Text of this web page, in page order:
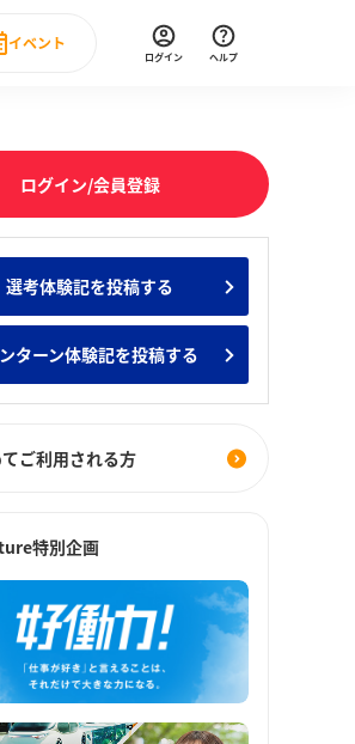
ング みんなのインターン人気企業ランキ
ー
イベント
直近のイベント一覧
ログイン ヘルプ
ログイン/会員登録
選考体験記を投稿する
ターン体験記を投稿する
ご利用される方
特別企画